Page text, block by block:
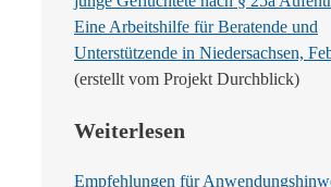
Eine Arbeitshilfe für Beratende und
Unterstützende in Niedersachsen,
(erstellt vom Projekt Durchblick)
Weiterlesen
Empfehlungen für